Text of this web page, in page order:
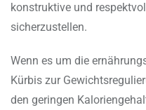
konstruktive und
sicherzustellen.
Wenn es um die
Kürbis zur
den geringen